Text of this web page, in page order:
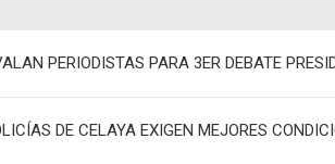
PERIODISTAS PARA 3ER DEBATE
DE CELAYA EXIGEN MEJORES